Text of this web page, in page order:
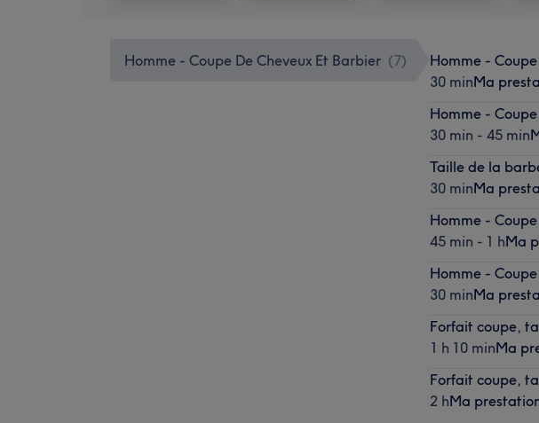
Homme - Coupe De Cheveux Et Barbier (7)
Homme -
30 minMa
Homme -
30 min - 45 min
Taille de la
30 minMa
Homme -
45 min - 1 hMa
Homme -
30 minMa
Forfait coupe,
1 h 10 minMa
Forfait coupe,
2 hMa